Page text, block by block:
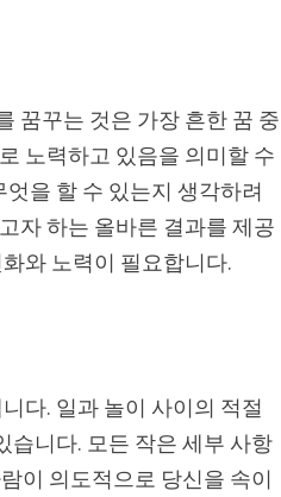
꿈꾸는 것은 가장 흔한 꿈 중
노력하고 있음을 의미할 수
을 할 수 있는지 생각하려
자 하는 올바른 결과를 제공
와 노력이 필요합니다.
다. 일과 놀이 사이의 적절
습니다. 모든 작은 세부 사항
이 의도적으로 당신을 속이